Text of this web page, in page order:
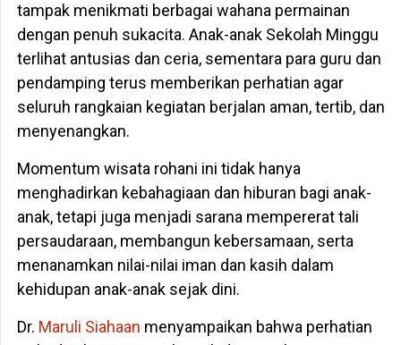
tampak menikmati berbagai wahana permainan
dengan penuh sukacita. Anak-anak Sekolah Minggu
terlihat antusias dan ceria, sementara para guru dan
pendamping terus memberikan perhatian agar
seluruh rangkaian kegiatan berjalan aman, tertib, dan
menyenangkan.
Momentum wisata rohani ini tidak hanya
menghadirkan kebahagiaan dan hiburan bagi anak-
anak, tetapi juga menjadi sarana mempererat tali
persaudaraan, membangun kebersamaan, serta
menanamkan nilai-nilai iman dan kasih dalam
kehidupan anak-anak sejak dini.
Dr. Maruli Siahaan menyampaikan bahwa perhatian